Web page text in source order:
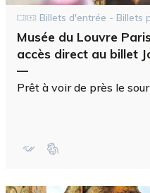
Billets d'entrée - Billets
Musée du Louvre
accès direct au billet
—
Prêt à voir de près le